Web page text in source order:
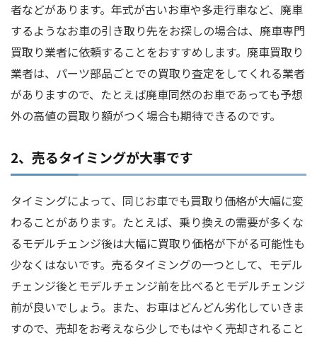
者などがあります。年式が古いお車や多走行車など、廃車
するようなお車の引き取り先をお探しの場合は、廃車専門
買取り業者に依頼することをおすすめします。廃車買取り
業者は、パーツ部品ごとでの買取り査定をしてくれる業者
がありますので、たとえば廃車同然のお車であっても予想
外の高値の買取り額がつく場合も期待できるのです。
2、売るタイミングが大事です
タイミングによって、同じお車でも買取り価格が大幅に変
わることがあります。たとえば、乗り換えの需要が多くな
るモデルチェンジ後は大幅に買取り価格が下がる可能性も
少なくはないです。売るタイミングの一つとして、モデル
チェンジ後とモデルチェンジ前を比べるとモデルチェンジ
前が良いでしょう。また、お車はどんどん劣化していきま
すので、売却をお考えなら少しでもはやく売却されること